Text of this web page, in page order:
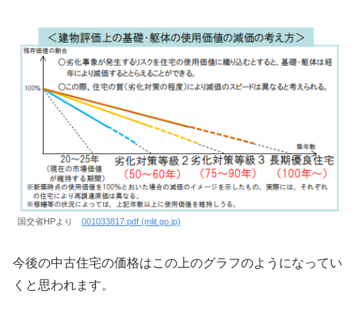
国交省HPより 001033817.pdf (mlit.go.jp)
今後の中古住宅の価格はこの上のグラフのようになってい
くと思われます。